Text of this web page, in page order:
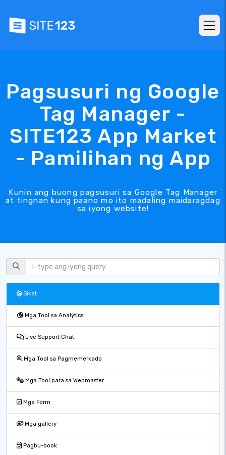
Pagsusuri ng Google
Tag Manager -
SITE123 App Market
- Pamilihan ng App
Kunin ang buong pagsusuri sa Google Tag Manager
at tingnan kung paano mo ito madaling maidaragdag
sa iyong website!
Sikat
Mga Tool sa Analytics
Live Support Chat
Mga Tool sa Pagmemerkado
Mga Tool para sa Webmaster
Mga Form
Mga gallery
Pagbu-book